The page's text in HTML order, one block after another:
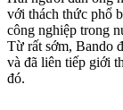
với thách thức phổ
công nghiệp trong
Từ rất sớm, Bando
và đã liên tiếp giới
đó.